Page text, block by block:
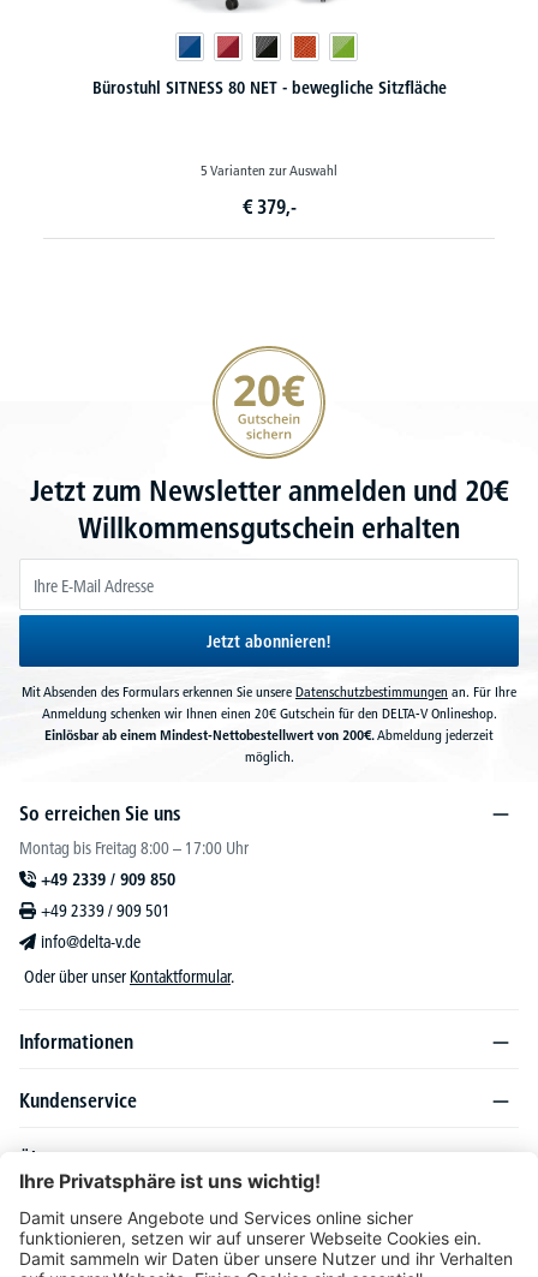
Bürostuhl SITNESS 80 NET - bewegliche Sitzfläche
5 Varianten zur Auswahl
€ 379,-
20€ Gutschein sichern
Jetzt zum Newsletter anmelden und 20€
Willkommensgutschein erhalten
Jetzt abonnieren!
Mit Absenden des Formulars erkennen Sie unsere Datenschutzbestimmungen an. Für Ihre
Anmeldung schenken wir Ihnen einen 20€ Gutschein für den DELTA-V Onlineshop.
Einlösbar ab einem Mindest-Nettobestellwert von 200€.Abmeldung jederzeit
möglich.
So erreichen Sie uns
Montag bis Freitag 8:00 – 17:00 Uhr
+49 2339 / 909 850
+49 2339 / 909 501
info@delta-v.de
Oder über unser Kontaktformular.
Informationen
Kundenservice
Über DELTA-V
Produktsortiment